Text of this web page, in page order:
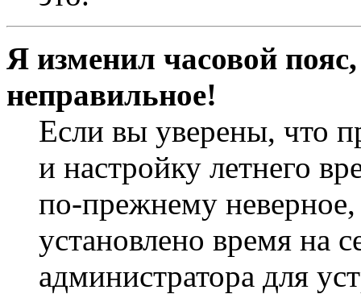
Я изменил часовой
неправильное!
Если вы уверены, что
и настройку летнего
по-прежнему неверное,
установлено время на
администратора для